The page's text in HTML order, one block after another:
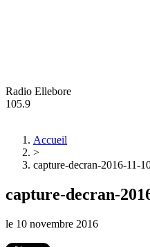
Radio Ellebore
105.9
Accueil
>
capture-decran-2016-11-
capture-decran-
le 10 novembre 2016